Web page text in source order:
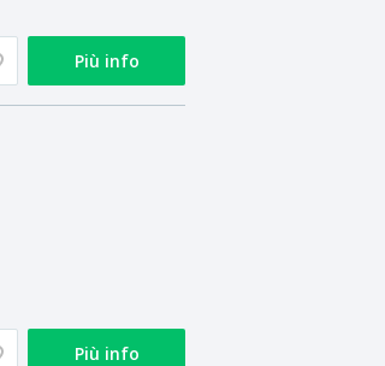
Più info
Più info